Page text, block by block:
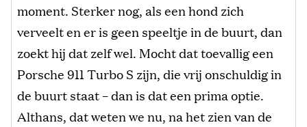
moment. Sterker nog, als een hond zich
verveelt en er is geen speeltje in de buurt, dan
zoekt hij dat zelf wel. Mocht dat toevallig een
Porsche 911 Turbo S zijn, die vrij onschuldig in
de buurt staat – dan is dat een prima optie.
Althans, dat weten we nu, na het zien van de